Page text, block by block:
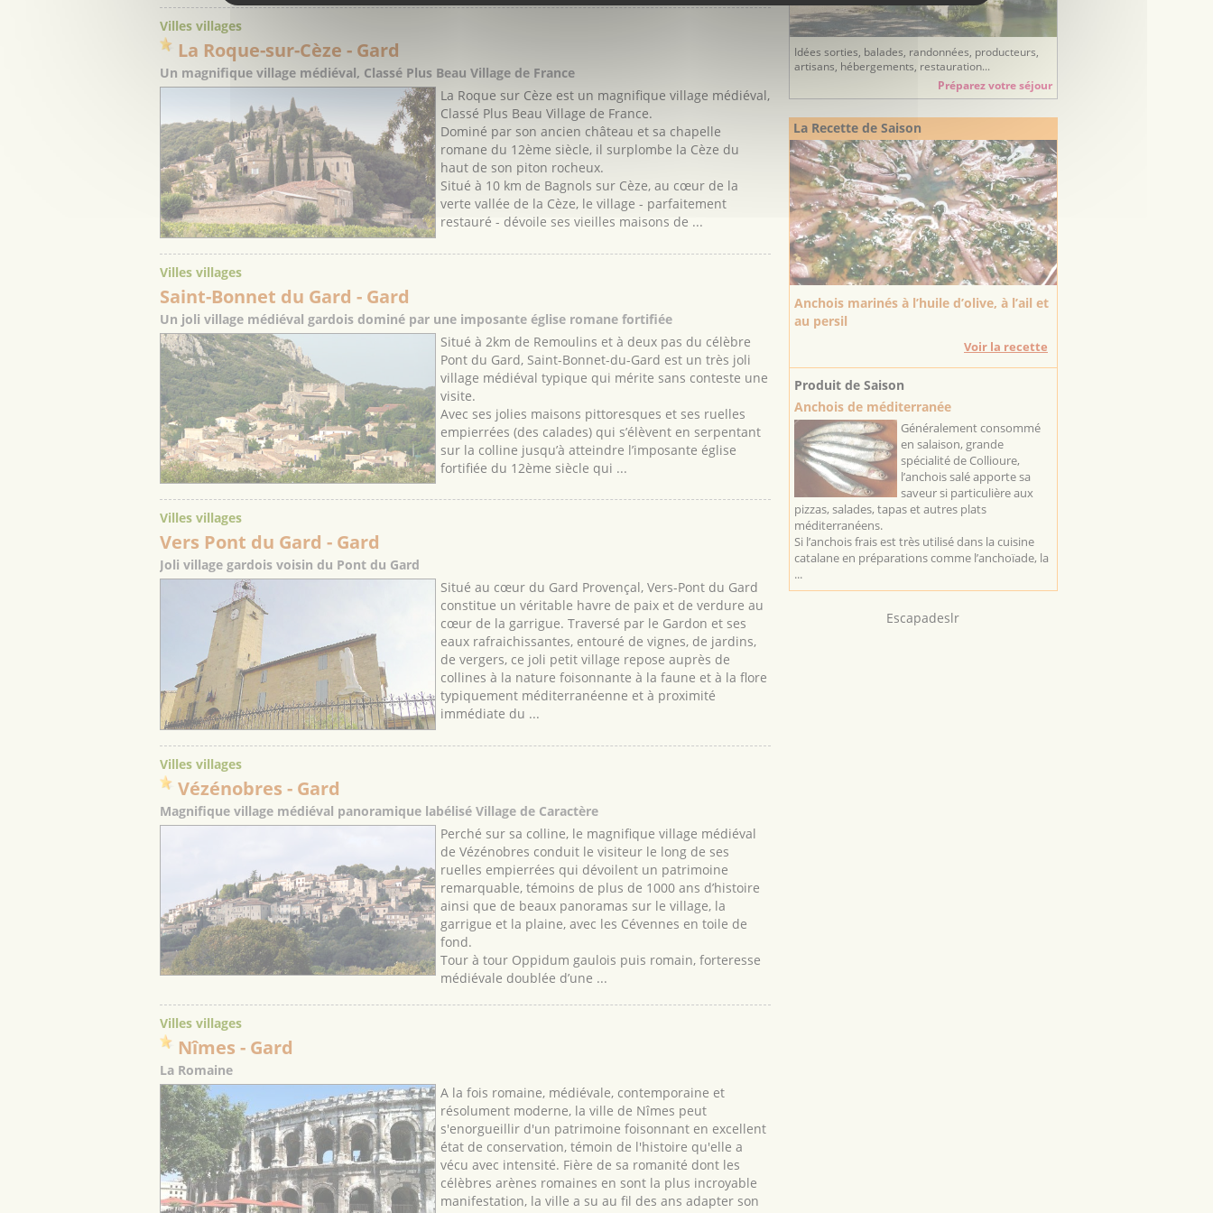
Villes villages
La Roque-sur-Cèze - Gard
Un magnifique village médiéval, Classé Plus Beau Village de France
La Roque sur Cèze est un magnifique village médiéval,
Classé Plus Beau Village de France.
Dominé par son ancien château et sa chapelle
romane du 12ème siècle, il surplombe la Cèze du
haut de son piton rocheux.
Situé à 10 km de Bagnols sur Cèze, au cœur de la
verte vallée de la Cèze, le village - parfaitement
restauré - dévoile ses vieilles maisons de ...
Villes villages
Saint-Bonnet du Gard - Gard
Un joli village médiéval gardois dominé par une imposante église romane fortifiée
Situé à 2km de Remoulins et à deux pas du célèbre
Pont du Gard, Saint-Bonnet-du-Gard est un très joli
village médiéval typique qui mérite sans conteste une
visite.
Avec ses jolies maisons pittoresques et ses ruelles
empierrées (des calades) qui s’élèvent en serpentant
sur la colline jusqu’à atteindre l’imposante église
fortifiée du 12ème siècle qui ...
Villes villages
Vers Pont du Gard - Gard
Joli village gardois voisin du Pont du Gard
Situé au cœur du Gard Provençal, Vers-Pont du Gard
constitue un véritable havre de paix et de verdure au
cœur de la garrigue. Traversé par le Gardon et ses
eaux rafraichissantes, entouré de vignes, de jardins,
de vergers, ce joli petit village repose auprès de
collines à la nature foisonnante à la faune et à la flore
typiquement méditerranéenne et à proximité
immédiate du ...
Villes villages
Vézénobres - Gard
Magnifique village médiéval panoramique labélisé Village de Caractère
Perché sur sa colline, le magnifique village médiéval
de Vézénobres conduit le visiteur le long de ses
ruelles empierrées qui dévoilent un patrimoine
remarquable, témoins de plus de 1000 ans d’histoire
ainsi que de beaux panoramas sur le village, la
garrigue et la plaine, avec les Cévennes en toile de
fond.
Tour à tour Oppidum gaulois puis romain, forteresse
médiévale doublée d’une ...
Villes villages
Nîmes - Gard
La Romaine
A la fois romaine, médiévale, contemporaine et
résolument moderne, la ville de Nîmes peut
s'enorgueillir d'un patrimoine foisonnant en excellent
état de conservation, témoin de l'histoire qu'elle a
vécu avec intensité. Fière de sa romanité dont les
célèbres arènes romaines en sont la plus incroyable
manifestation, la ville a su au fil des ans adapter son
Idées sorties, balades, randonnées, producteurs,
artisans, hébergements, restauration...
Préparez votre séjour
La Recette de Saison
Anchois marinés à l’huile d’olive, à l’ail et
au persil
Voir la recette
Produit de Saison
Anchois de méditerranée
Généralement consommé
en salaison, grande
spécialité de Collioure,
l’anchois salé apporte sa
saveur si particulière aux
pizzas, salades, tapas et autres plats
méditerranéens.
Si l’anchois frais est très utilisé dans la cuisine
catalane en préparations comme l’anchoïade, la
...
Escapadeslr